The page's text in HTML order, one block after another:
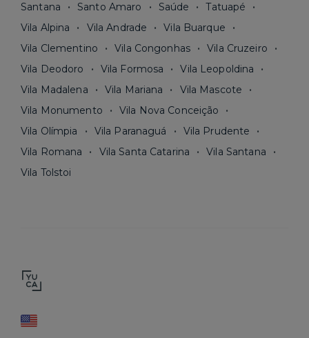
Santana
Santo Amaro Saúde
Tatuapé
Vila Alpina
Vila Andrade
Vila Buarque
Vila Clementino
Vila Congonhas
Vila Cruzeiro
Vila Deodoro
Vila Formosa
Vila Leopoldina
Vila Madalena
Vila Mariana
Vila Mascote
Vila Monumento
Vila Nova Conceição
Vila Olímpia
Vila Paranaguá
Vila Prudente
Vila Romana
Vila Santa Catarina
Vila Santana
Vila Tolstoi